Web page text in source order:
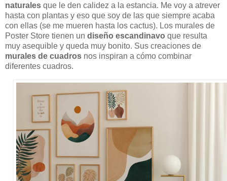
naturales que le den calidez a la estancia. Me voy a atrever
hasta con plantas y eso que soy de las que siempre acaba
con ellas (se me mueren hasta los cactus). Los murales de
Poster Store tienen un diseño escandinavo que resulta
muy asequible y queda muy bonito. Sus creaciones de
murales de cuadros nos inspiran a cómo combinar
diferentes cuadros.